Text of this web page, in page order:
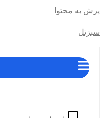
پرش به محتوا
سبزتل